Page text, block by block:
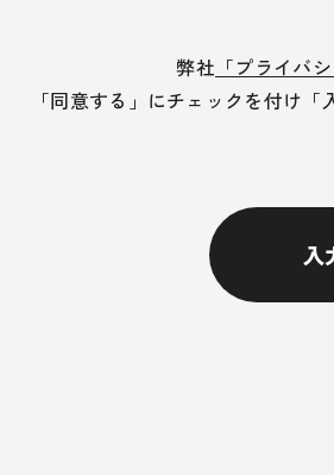
弊社 「プライバ
「同意する」にチェックを付け
入